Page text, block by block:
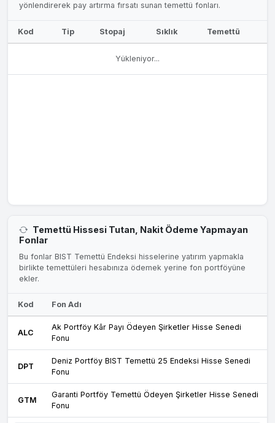
yönlendirerek pay artırma fırsatı sunan temettü fonları.
Kod Tip Stopaj Sıklık Temettü
Yükleniyor...
Temettü Hissesi Tutan, Nakit Ödeme Yapmayan
Fonlar
Bu fonlar BIST Temettü Endeksi hisselerine yatırım yapmakla
birlikte temettüleri hesabınıza ödemek yerine fon portföyüne
ekler.
Kod Fon Adı
ALC
Ak Portföy Kâr Payı Ödeyen Şirketler Hisse Senedi
Fonu
DPT
Deniz Portföy BIST Temettü 25 Endeksi Hisse Senedi
Fonu
GTM
Garanti Portföy Temettü Ödeyen Şirketler Hisse Senedi
Fonu